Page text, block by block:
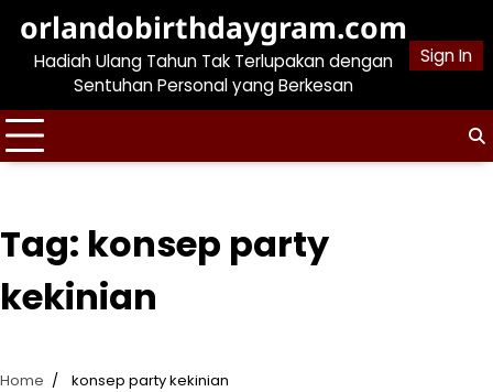
content
orlandobirthdaygram.com
Hadiah Ulang Tahun Tak Terlupakan dengan
Sentuhan Personal yang Berkesan
Sign In
Tag: konsep party
kekinian
Home konsep party kekinian